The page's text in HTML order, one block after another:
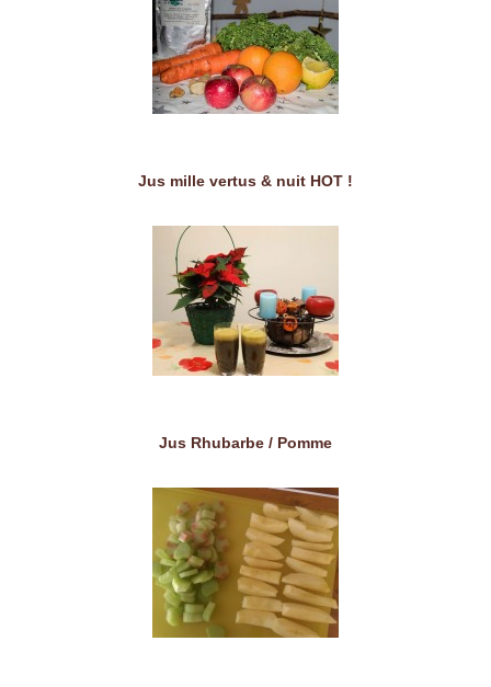
Jus mille vertus & nuit HOT !
Jus Rhubarbe / Pomme